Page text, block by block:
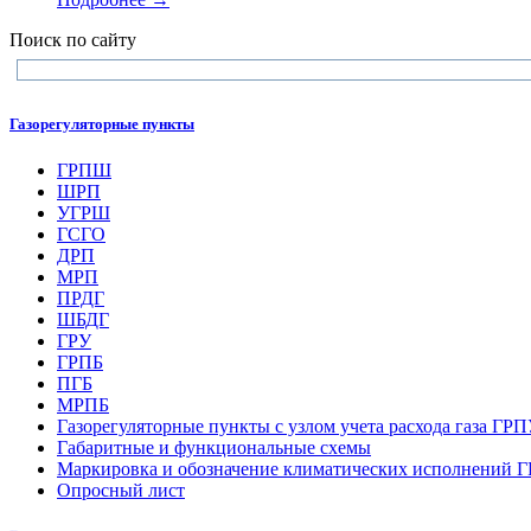
Поиск по сайту
Газорегуляторные пункты
ГРПШ
ШРП
УГРШ
ГСГО
ДРП
МРП
ПРДГ
ШБДГ
ГРУ
ГРПБ
ПГБ
МРПБ
Газорегуляторные пункты с узлом учета расхода газа
Габаритные и функциональные схемы
Маркировка и обозначение климатических
Опросный лист